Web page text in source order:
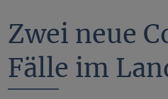
Zwei neue
Fälle im